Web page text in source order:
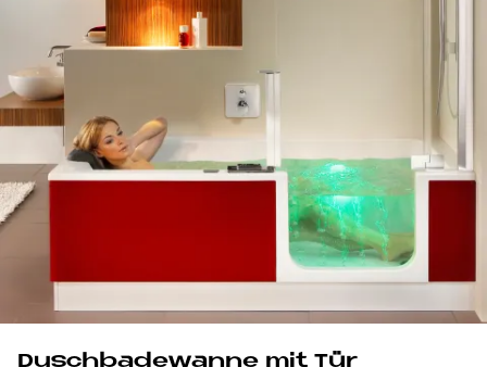
Dusch­ba­de­wan­ne mit Tür